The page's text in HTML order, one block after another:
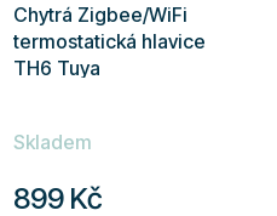
Chytrá Zigbee/WiFi
termostatická hlavice
TH6 Tuya
Skladem
899 Kč